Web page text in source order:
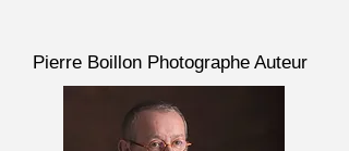
Pierre Boillon Photographe Auteur